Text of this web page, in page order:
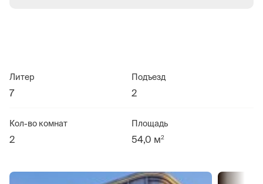
Литер
7
Подъезд
2
Кол-во комнат
2
Площадь
54,0 м2